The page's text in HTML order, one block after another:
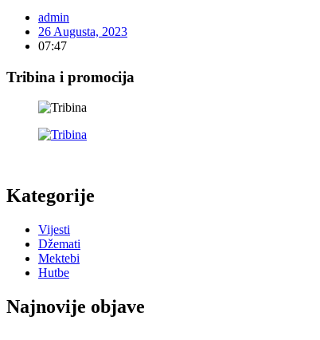
admin
26 Augusta, 2023
07:47
Tribina i promocija
Kategorije
Vijesti
Džemati
Mektebi
Hutbe
Najnovije objave